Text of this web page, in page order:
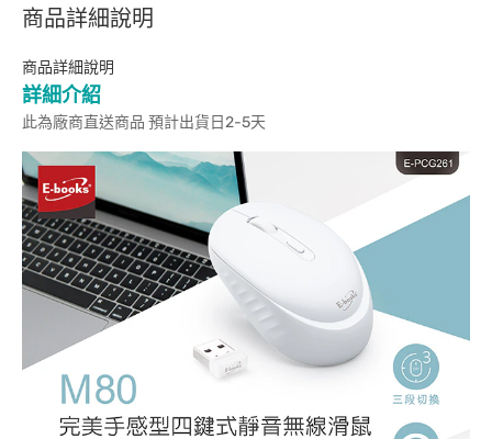
商品詳細說明
商品詳細說明
詳細介紹
此為廠商直送商品 預計出貨日2-5天